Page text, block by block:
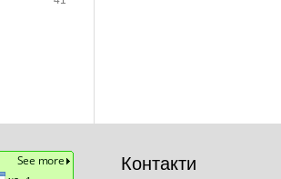
Контакти